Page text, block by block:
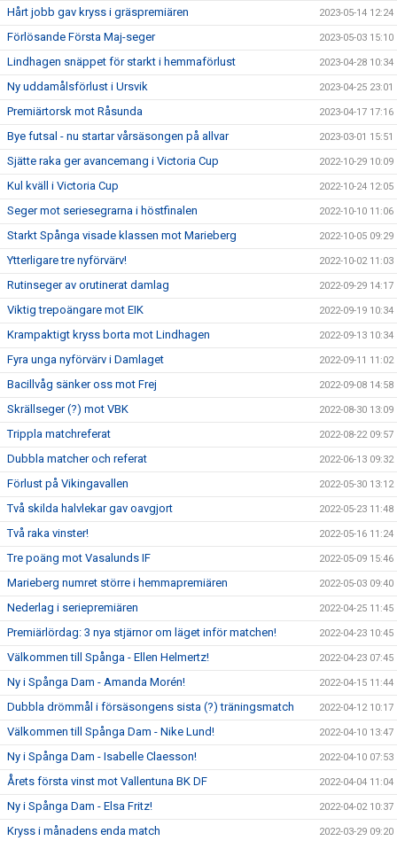
Hårt jobb gav kryss i gräspremiären 2023-05-14 12:24
Förlösande Första Maj-seger 2023-05-03 15:10
Lindhagen snäppet för starkt i hemmaförlust 2023-04-28 10:34
Ny uddamålsförlust i Ursvik 2023-04-25 23:01
Premiärtorsk mot Råsunda 2023-04-17 17:16
Bye futsal - nu startar vårsäsongen på allvar 2023-03-01 15:51
Sjätte raka ger avancemang i Victoria Cup 2022-10-29 10:09
Kul kväll i Victoria Cup 2022-10-24 12:05
Seger mot seriesegrarna i höstfinalen 2022-10-10 11:06
Starkt Spånga visade klassen mot Marieberg 2022-10-05 09:29
Ytterligare tre nyförvärv! 2022-10-02 11:03
Rutinseger av orutinerat damlag 2022-09-29 14:17
Viktig trepoängare mot EIK 2022-09-19 10:34
Krampaktigt kryss borta mot Lindhagen 2022-09-13 10:34
Fyra unga nyförvärv i Damlaget 2022-09-11 11:02
Bacillvåg sänker oss mot Frej 2022-09-08 14:58
Skrällseger (?) mot VBK 2022-08-30 13:09
Trippla matchreferat 2022-08-22 09:57
Dubbla matcher och referat 2022-06-13 09:32
Förlust på Vikingavallen 2022-05-30 13:12
Två skilda halvlekar gav oavgjort 2022-05-23 11:48
Två raka vinster! 2022-05-16 11:24
Tre poäng mot Vasalunds IF 2022-05-09 15:46
Marieberg numret större i hemmapremiären 2022-05-03 09:40
Nederlag i seriepremiären 2022-04-25 11:45
Premiärlördag: 3 nya stjärnor om läget inför matchen! 2022-04-23 10:45
Välkommen till Spånga - Ellen Helmertz! 2022-04-23 07:45
Ny i Spånga Dam - Amanda Morén! 2022-04-15 11:44
Dubbla drömmål i försäsongens sista (?) träningsmatch 2022-04-12 10:17
Välkommen till Spånga Dam - Nike Lund! 2022-04-10 13:47
Ny i Spånga Dam - Isabelle Claesson! 2022-04-10 07:53
Årets första vinst mot Vallentuna BK DF 2022-04-04 11:04
Ny i Spånga Dam - Elsa Fritz! 2022-04-02 10:37
Kryss i månadens enda match 2022-03-29 09:20